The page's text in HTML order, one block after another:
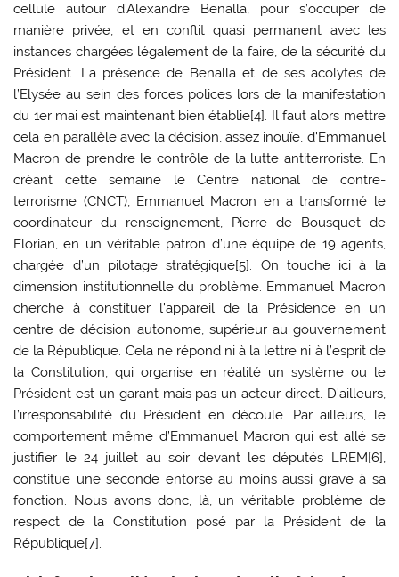
cellule autour d’Alexandre Benalla, pour s’occuper de
manière privée, et en conflit quasi permanent avec les
instances chargées légalement de la faire, de la sécurité du
Président. La présence de Benalla et de ses acolytes de
l’Elysée au sein des forces polices lors de la manifestation
du 1er mai est maintenant bien établie[4]. Il faut alors mettre
cela en parallèle avec la décision, assez inouïe, d’Emmanuel
Macron de prendre le contrôle de la lutte antiterroriste. En
créant cette semaine le Centre national de contre-
terrorisme (CNCT), Emmanuel Macron en a transformé le
coordinateur du renseignement, Pierre de Bousquet de
Florian, en un véritable patron d’une équipe de 19 agents,
chargée d’un pilotage stratégique[5]. On touche ici à la
dimension institutionnelle du problème. Emmanuel Macron
cherche à constituer l’appareil de la Présidence en un
centre de décision autonome, supérieur au gouvernement
de la République. Cela ne répond ni à la lettre ni à l’esprit de
la Constitution, qui organise en réalité un système ou le
Président est un garant mais pas un acteur direct. D’ailleurs,
l’irresponsabilité du Président en découle. Par ailleurs, le
comportement même d’Emmanuel Macron qui est allé se
justifier le 24 juillet au soir devant les députés LREM[6],
constitue une seconde entorse au moins aussi grave à sa
fonction. Nous avons donc, là, un véritable problème de
respect de la Constitution posé par la Président de la
République[7].